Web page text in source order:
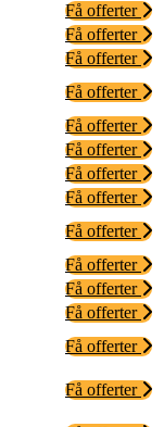
Få offerter
Få offerter
Få offerter
Få offerter
Få offerter
Få offerter
Få offerter
Få offerter
Få offerter
Få offerter
Få offerter
Få offerter
Få offerter
Få offerter